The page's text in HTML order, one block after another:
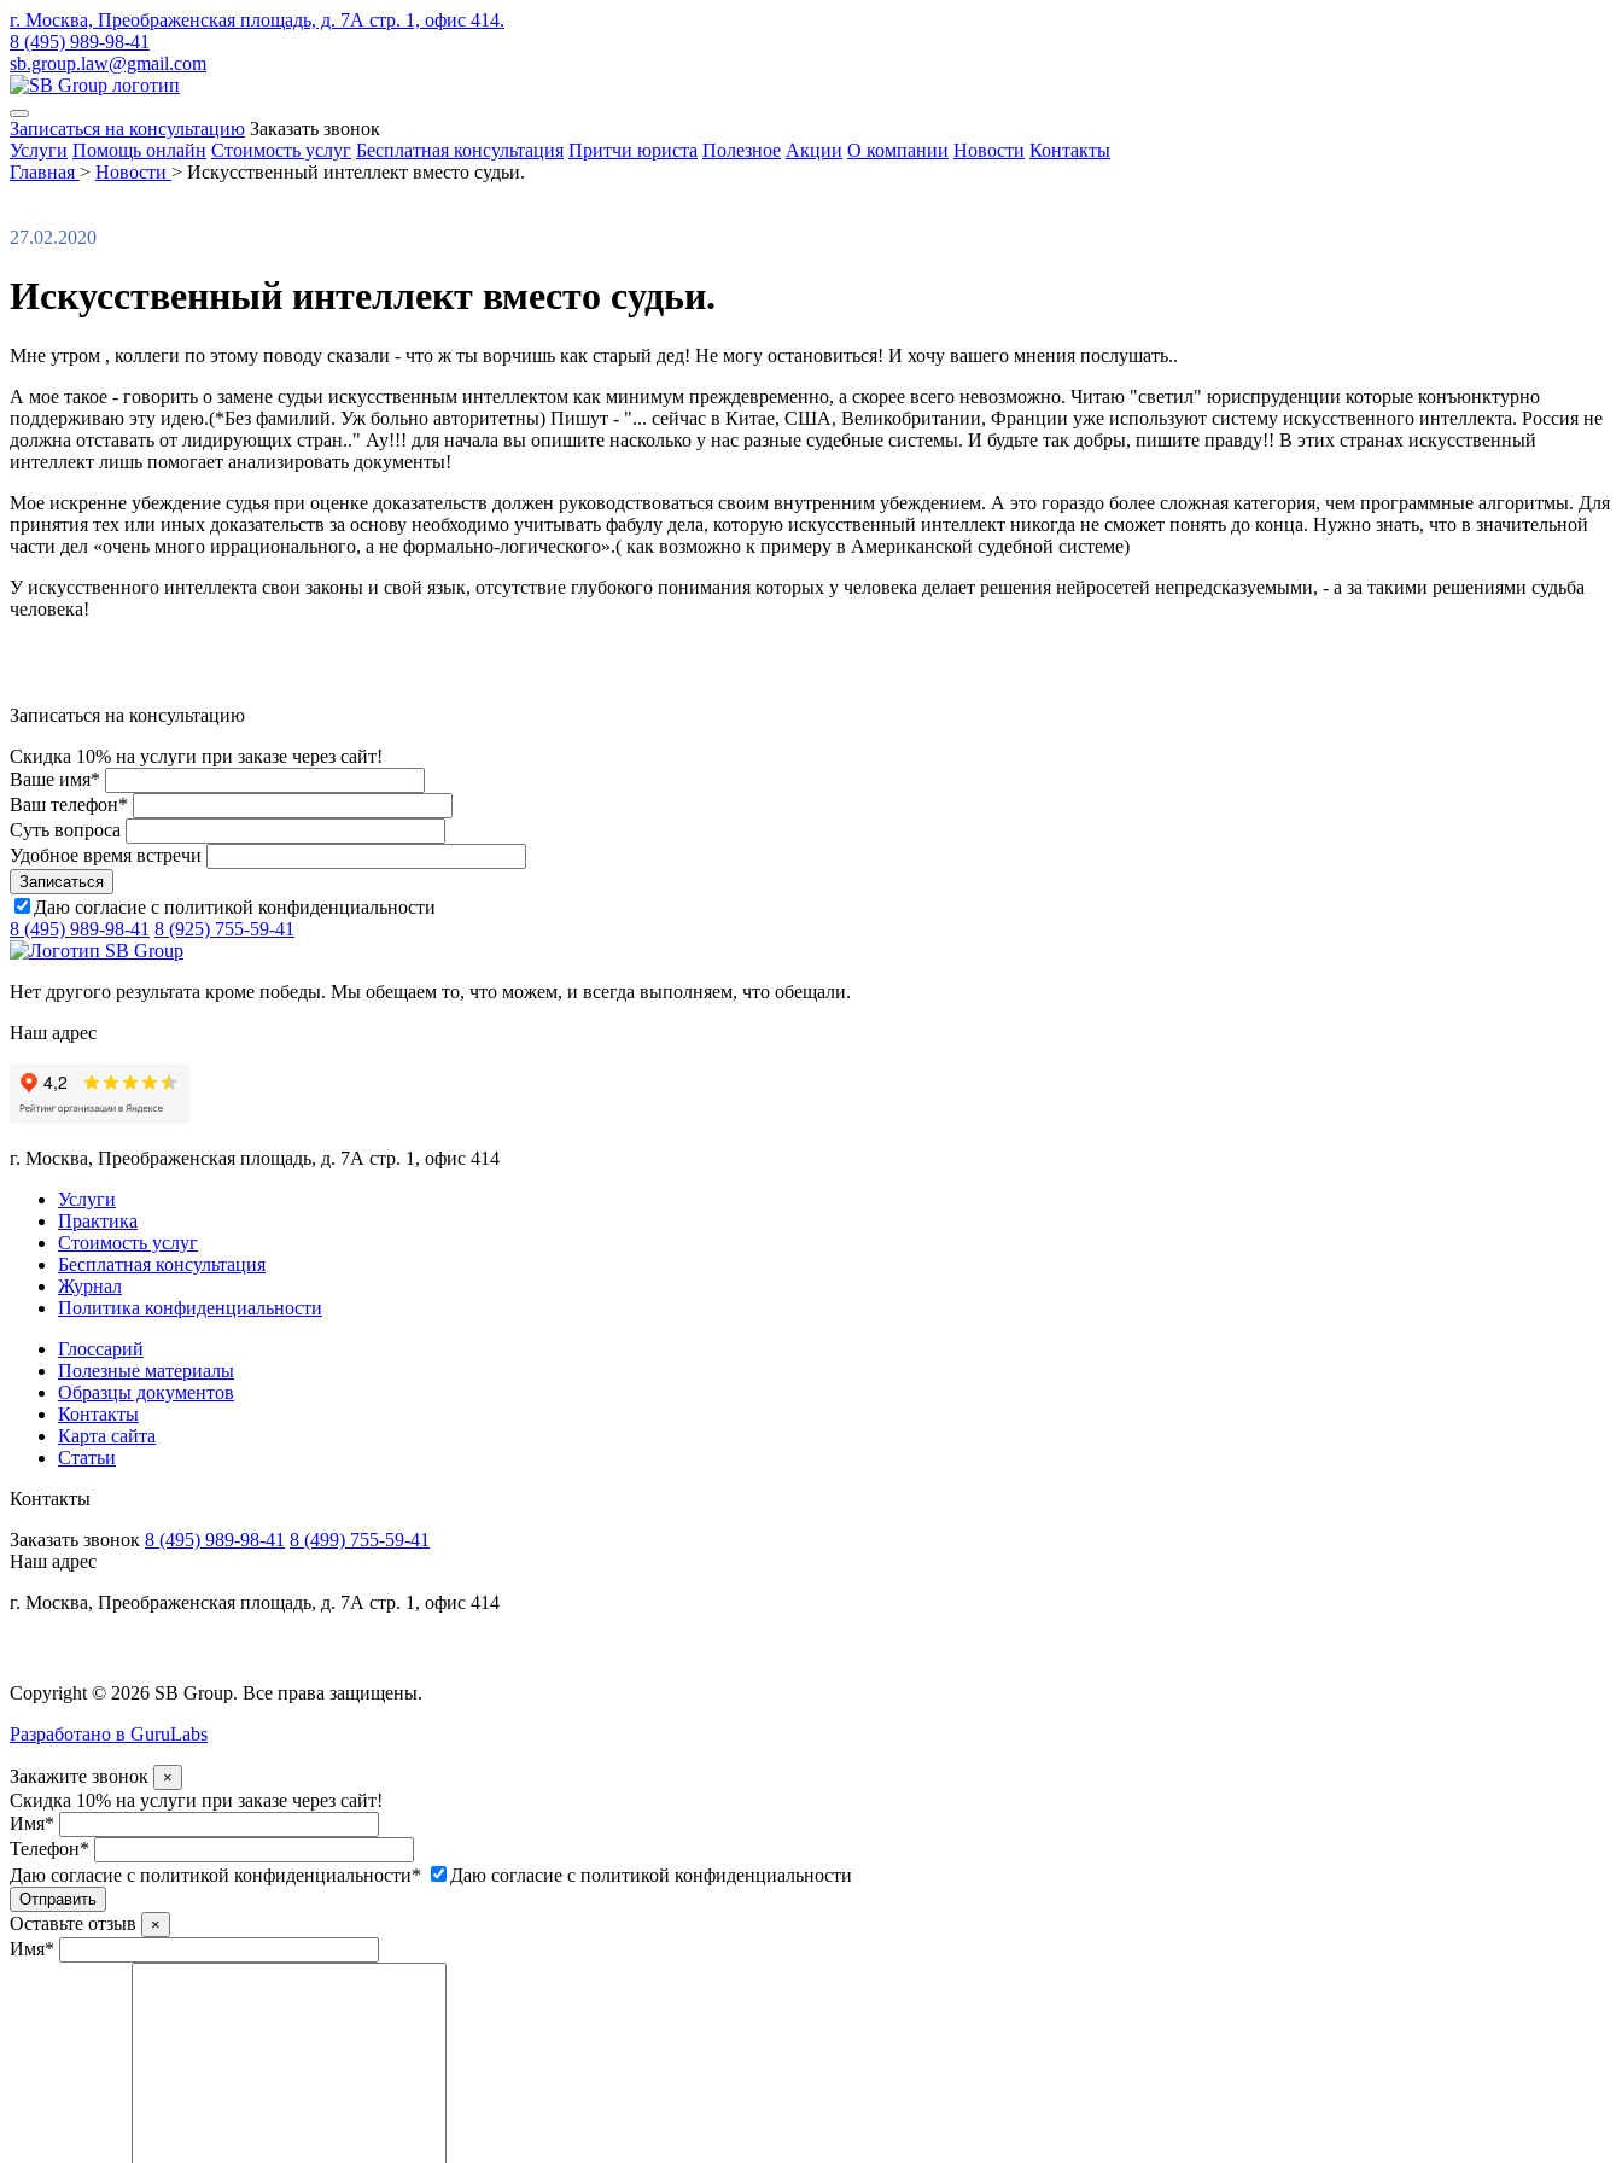
г. Москва, Преображенская площадь, д. 7А стр. 1, офис 414.
8 (495) 989-98-41
sb.group.law@gmail.com
Записаться на консультацию Заказать звонок
Услуги Помощь онлайн Стоимость услуг Бесплатная консультация Притчи юриста Полезное Акции О компании Новости Контакты
Главная > Новости > Искусственный интеллект вместо судьи.
27.02.2020
Искусственный интеллект вместо судьи.
Мне утром , коллеги по этому поводу сказали - что ж ты ворчишь как старый дед! Не могу остановиться! И хочу вашего мнения послушать..
А мое такое - говорить о замене судьи искусственным интеллектом как минимум преждевременно, а скорее всего невозможно. Читаю "светил" юриспруденции которые конъюнктурно
поддерживаю эту идею.(*Без фамилий. Уж больно авторитетны) Пишут - "... сейчас в Китае, США, Великобритании, Франции уже используют систему искусственного интеллекта. Россия не
должна отставать от лидирующих стран.." Ау!!! для начала вы опишите насколько у нас разные судебные системы. И будьте так добры, пишите правду!! В этих странах искусственный
интеллект лишь помогает анализировать документы!
Мое искренне убеждение судья при оценке доказательств должен руководствоваться своим внутренним убеждением. А это гораздо более сложная категория, чем программные алгоритмы. Для
принятия тех или иных доказательств за основу необходимо учитывать фабулу дела, которую искусственный интеллект никогда не сможет понять до конца. Нужно знать, что в значительной
части дел «очень много иррационального, а не формально-логического».( как возможно к примеру в Американской судебной системе)
У искусственного интеллекта свои законы и свой язык, отсутствие глубокого понимания которых у человека делает решения нейросетей непредсказуемыми, - а за такими решениями судьба
человека!
Записаться на консультацию
Скидка 10% на услуги при заказе через сайт!
Ваше имя*
Ваш телефон*
Суть вопроса
Удобное время встречи
Даю согласие с политикой конфиденциальности
8 (495) 989-98-41 8 (925) 755-59-41
Нет другого результата кроме победы. Мы обещаем то, что можем, и всегда выполняем, что обещали.
Наш адрес
г. Москва, Преображенская площадь, д. 7А стр. 1, офис 414
Услуги
Практика
Стоимость услуг
Бесплатная консультация
Журнал
Политика конфиденциальности
Глоссарий
Полезные материалы
Образцы документов
Контакты
Карта сайта
Статьи
Контакты
Заказать звонок 8 (495) 989-98-41 8 (499) 755-59-41
Наш адрес
г. Москва, Преображенская площадь, д. 7А стр. 1, офис 414
Copyright © 2026 SB Group. Все права защищены.
Разработано в GuruLabs
Закажите звонок ×
Скидка 10% на услуги при заказе через сайт!
Имя*
Телефон*
Даю согласие с политикой конфиденциальности* Даю согласие с политикой конфиденциальности
Оставьте отзыв ×
Имя*